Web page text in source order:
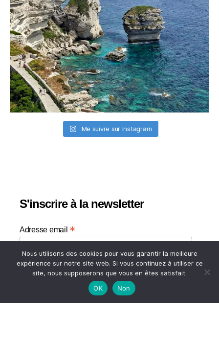
Me suivre sur Instagram
S'inscrire à la newsletter
Adresse email *
Votre adresse email
Nous utilisons des cookies pour vous garantir la meilleure
expérience sur notre site web. Si vous continuez à utiliser ce
site, nous supposerons que vous en êtes satisfait.
OK
Non